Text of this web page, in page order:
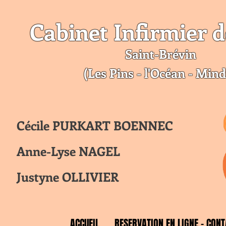
Cabinet Infirmier
Saint-Brévin
(Les Pins - l'Océan -
Cécile PURKART BOENNEC
Anne-Lyse NAGEL
Justyne OLLIVIER